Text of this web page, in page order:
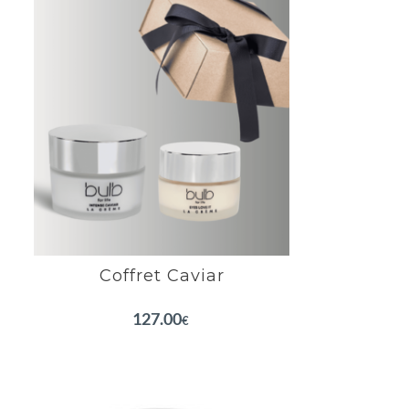
Coffret Caviar
127.00€
Coffret Caviar
Restaure la fermeté de la peau
Lisse le contour de l'oeil
Hydratation profonde du visage
EN SAVOIR PLUS